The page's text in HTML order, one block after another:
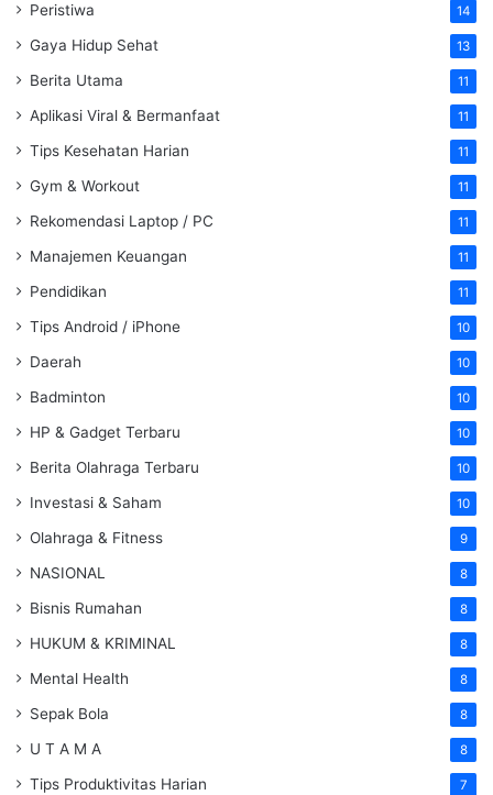
Peristiwa 14
Gaya Hidup Sehat 13
Berita Utama 11
Aplikasi Viral & Bermanfaat 11
Tips Kesehatan Harian 11
Gym & Workout 11
Rekomendasi Laptop / PC 11
Manajemen Keuangan 11
Pendidikan 11
Tips Android / iPhone 10
Daerah 10
Badminton 10
HP & Gadget Terbaru 10
Berita Olahraga Terbaru 10
Investasi & Saham 10
Olahraga & Fitness 9
NASIONAL 8
Bisnis Rumahan 8
HUKUM & KRIMINAL 8
Mental Health 8
Sepak Bola 8
U T A M A 8
Tips Produktivitas Harian 7